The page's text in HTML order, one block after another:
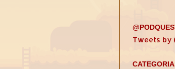
Tweets by